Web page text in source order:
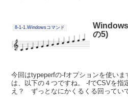
8-1-1.Windowsコマンド
の5)
今回はtypeperfの-fオプションを使い
は、以下の４つですね。 -fでCSVを指
え？ ずっとなにかくるくる回ってい